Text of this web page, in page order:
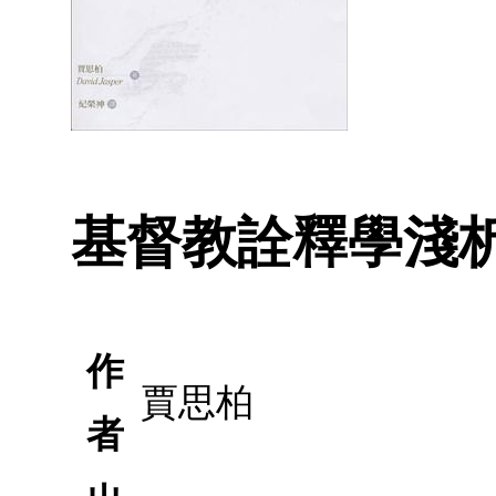
基督教詮釋學淺
作
者
賈思柏